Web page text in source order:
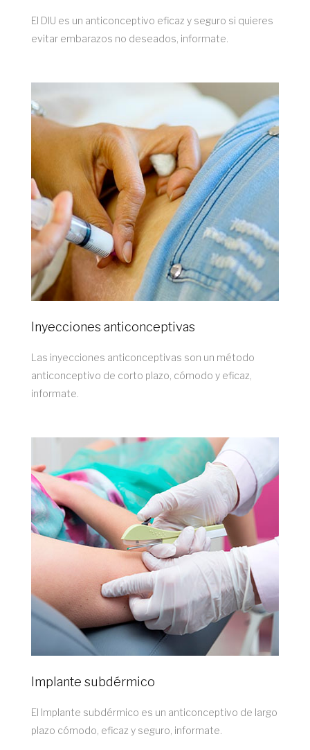
El DIU es un anticonceptivo eficaz y seguro si quieres
evitar embarazos no deseados, informate.
Inyecciones anticonceptivas
Las inyecciones anticonceptivas son un método
anticonceptivo de corto plazo, cómodo y eficaz,
informate.
Implante subdérmico
El Implante subdérmico es un anticonceptivo de largo
plazo cómodo, eficaz y seguro, informate.